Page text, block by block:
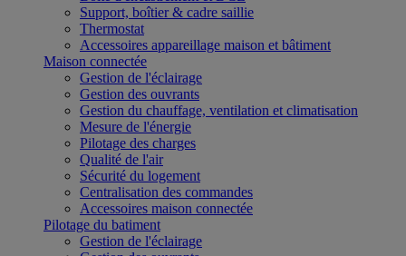
Support, boîtier & cadre saillie
Thermostat
Accessoires appareillage maison et bâtiment
Maison connectée
Gestion de l'éclairage
Gestion des ouvrants
Gestion du chauffage, ventilation et climatisation
Mesure de l'énergie
Pilotage des charges
Qualité de l'air
Sécurité du logement
Centralisation des commandes
Accessoires maison connectée
Pilotage du batiment
Gestion de l'éclairage